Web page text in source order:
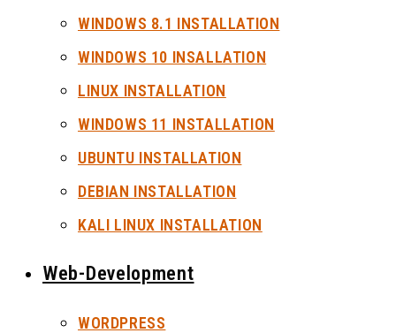
WINDOWS 8.1 INSTALLATION
WINDOWS 10 INSALLATION
LINUX INSTALLATION
WINDOWS 11 INSTALLATION
UBUNTU INSTALLATION
DEBIAN INSTALLATION
KALI LINUX INSTALLATION
Web-Development
WORDPRESS